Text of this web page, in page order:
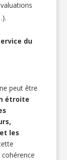
du
peut être
étroite
les